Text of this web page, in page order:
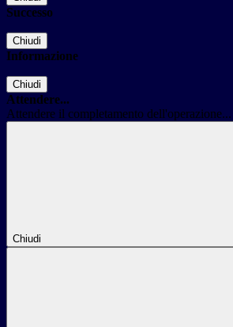
Successo
Chiudi
Informazione
Chiudi
Attendere...
Attendere il completamento dell'operazione...
Chiudi